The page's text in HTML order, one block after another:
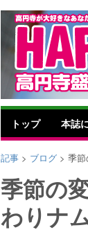
トップ 本誌
記事 > ブログ > 季
季節の
わりナ